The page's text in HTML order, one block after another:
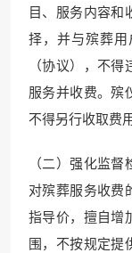
目、服务内容和
择，并与殡葬
（协议），不
服务并收费。殡
不得另行收取费用
（二）强化监
对殡葬服务收费
指导价，擅自增
围，不按规定提